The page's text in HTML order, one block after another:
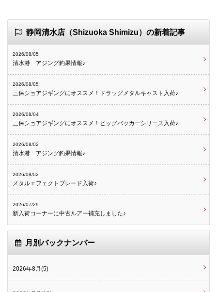
静岡清水店（Shizuoka Shimizu）の新着記事
2026/08/05
清水港 アジング釣果情報♪
2026/08/05
三保ショアジギングにオススメ！ドラッグメタルキャスト入荷♪
2026/08/04
三保ショアジギングにオススメ！ビッグバッカーシリーズ入荷♪
2026/08/02
清水港 アジング釣果情報♪
2026/08/02
メタルエフェクトブレード入荷♪
2026/07/29
新入荷コーナーに中古ルアー補充しました♪
月別バックナンバー
2026年8月(5)